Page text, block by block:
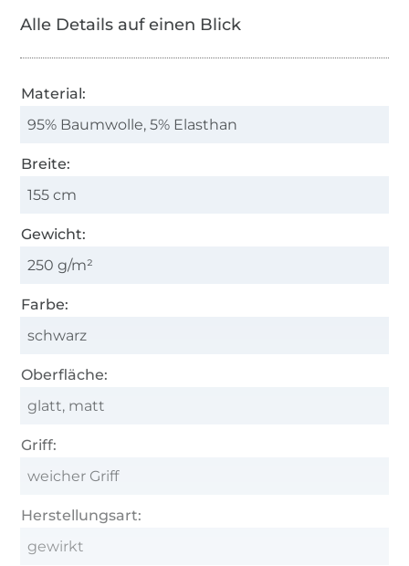
Alle Details auf einen Blick
Material:
95% Baumwolle, 5% Elasthan
Breite:
155 cm
Gewicht:
250 g/m²
Farbe:
schwarz
Oberfläche:
glatt, matt
Griff:
weicher Griff
Herstellungsart:
gewirkt